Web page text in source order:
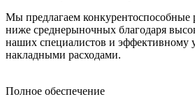
Мы предлагаем конкурентоспособные
ниже среднерыночных благодаря
наших специалистов и эффективному
накладными расходами.
Полное обеспечение